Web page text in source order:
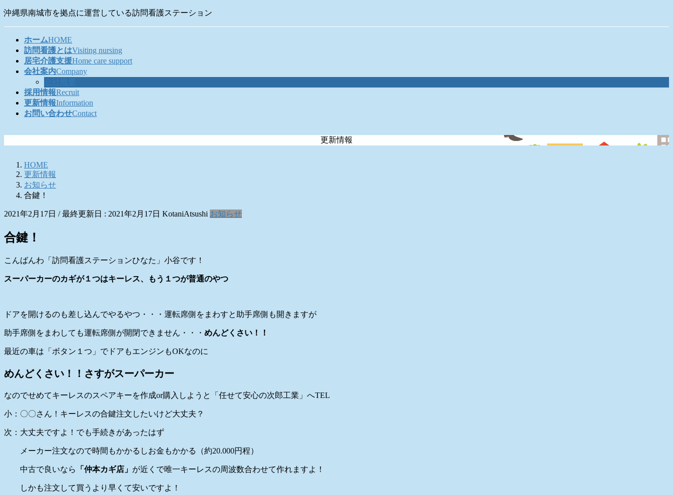
コ
ナ
沖縄県南城市を拠点に運営している訪問看護ステーション
ホームHOME
訪問看護とはVisiting nursing
居宅介護支援Home care support
会社案内Company
採用情報Recruit
更新情報Information
お問い合わせContact
更新情報
HOME
更新情報
お知らせ
合鍵！
2021年2月17日 / 最終更新日 : 2021年2月17日 KotaniAtsushi お知らせ
合鍵！
こんばんわ「訪問看護ステーションひなた」小谷です！
スーパーカーのカギが１つはキーレス、もう１つが普通のやつ
ドアを開けるのも差し込んでやるやつ・・・運転席側をまわすと助手席側も開きますが
助手席側をまわしても運転席側が開閉できません・・・ めんどくさい！！
最近の車は「ボタン１つ」でドアもエンジンもOKなのに
めんどくさい！！さすがスーパーカー
なのでせめてキーレスのスペアキーを作成or購入しようと「任せて安心の次郎工業」へTEL
小：〇〇さん！キーレスの合鍵注文したいけど大丈夫？
次：大丈夫ですよ！でも手続きがあったはず
メーカー注文なので時間もかかるしお金もかかる（約20.000円程）
中古で良いなら 「仲本カギ店」 が近くで唯一キーレスの周波数合わせて作れますよ！
しかも注文して買うより早くて安いですよ！